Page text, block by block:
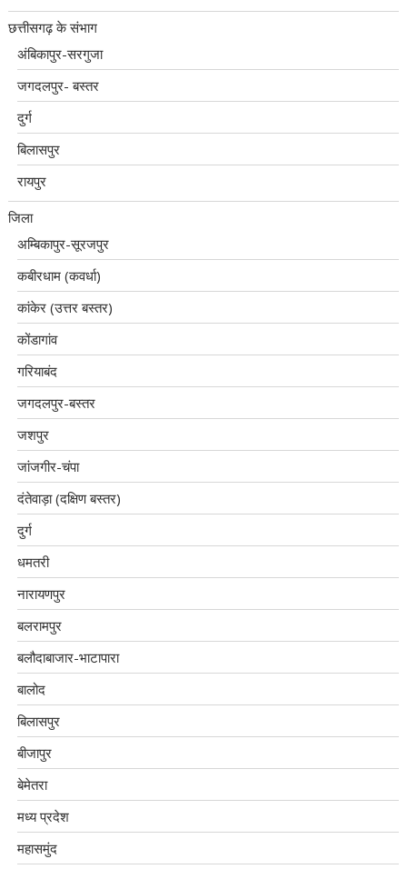
छत्तीसगढ़ के संभाग
अंबिकापुर-सरगुजा
जगदलपुर- बस्तर
दुर्ग
बिलासपुर
रायपुर
जिला
अम्बिकापुर-सूरजपुर
कबीरधाम (कवर्धा)
कांकेर (उत्तर बस्तर)
कोंडागांव
गरियाबंद
जगदलपुर-बस्तर
जशपुर
जांजगीर-चंपा
दंतेवाड़ा (दक्षिण बस्तर)
दुर्ग
धमतरी
नारायणपुर
बलरामपुर
बलौदाबाजार-भाटापारा
बालोद
बिलासपुर
बीजापुर
बेमेतरा
मध्य प्रदेश
महासमुंद